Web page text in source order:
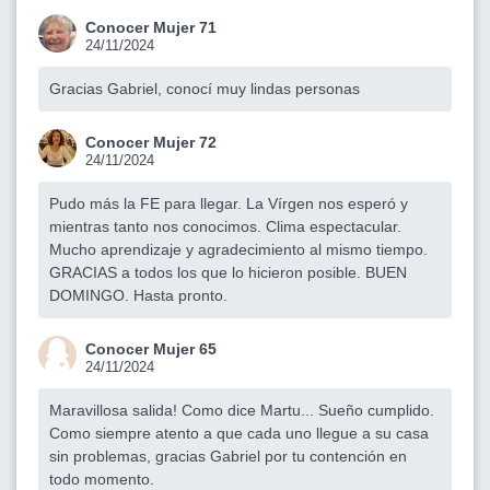
Conocer Mujer 71
24/11/2024
Gracias Gabriel, conocí muy lindas personas
Conocer Mujer 72
24/11/2024
Pudo más la FE para llegar. La Vírgen nos esperó y
mientras tanto nos conocimos. Clima espectacular.
Mucho aprendizaje y agradecimiento al mismo tiempo.
GRACIAS a todos los que lo hicieron posible. BUEN
DOMINGO. Hasta pronto.
Conocer Mujer 65
24/11/2024
Maravillosa salida! Como dice Martu... Sueño cumplido.
Como siempre atento a que cada uno llegue a su casa
sin problemas, gracias Gabriel por tu contención en
todo momento.